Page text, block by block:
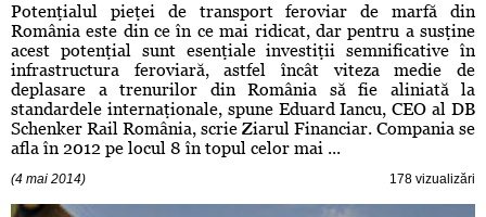
Potenţialul pieţei de transport feroviar de marfă din
România este din ce în ce mai ridicat, dar pentru a susţine
acest potenţial sunt esenţiale investiţii semnificative în
infrastructura feroviară, astfel încât viteza medie de
deplasare a trenurilor din România să fie aliniată la
standardele internaţionale, spune Eduard Iancu, CEO al DB
Schenker Rail România, scrie Ziarul Financiar. Compania se
afla în 2012 pe locul 8 în topul celor mai ...
(4 mai 2014) 178 vizualizări